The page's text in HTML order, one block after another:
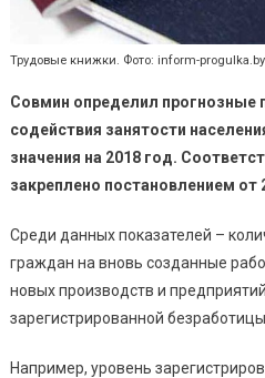
Трудовые книжки. Фото: inform-progulka.by
Совмин определил прогнозные
содействия занятости
значения на 2018 год.
закреплено постановлением от
Среди данных показателей –
граждан на вновь созданные
новых производств и
зарегистрированной безработицы
Например, уровень